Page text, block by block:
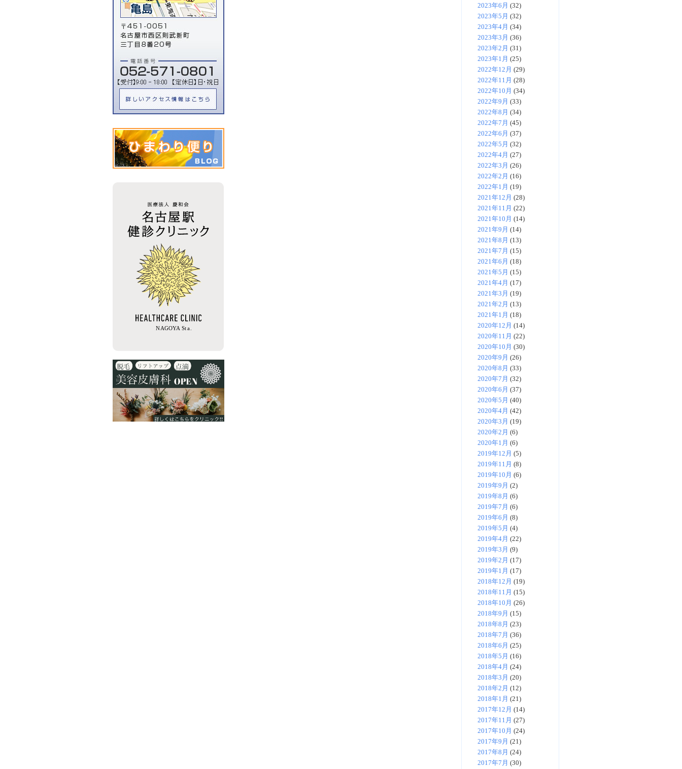
2023年6月 (32)
2023年5月 (32)
2023年4月 (34)
2023年3月 (36)
2023年2月 (31)
2023年1月 (25)
2022年12月 (29)
2022年11月 (28)
2022年10月 (34)
2022年9月 (33)
2022年8月 (34)
2022年7月 (45)
2022年6月 (37)
2022年5月 (32)
2022年4月 (27)
2022年3月 (26)
2022年2月 (16)
2022年1月 (19)
2021年12月 (28)
2021年11月 (22)
2021年10月 (14)
2021年9月 (14)
2021年8月 (13)
2021年7月 (15)
2021年6月 (18)
2021年5月 (15)
2021年4月 (17)
2021年3月 (19)
2021年2月 (13)
2021年1月 (18)
2020年12月 (14)
2020年11月 (22)
2020年10月 (30)
2020年9月 (26)
2020年8月 (33)
2020年7月 (32)
2020年6月 (37)
2020年5月 (40)
2020年4月 (42)
2020年3月 (19)
2020年2月 (6)
2020年1月 (6)
2019年12月 (5)
2019年11月 (8)
2019年10月 (6)
2019年9月 (2)
2019年8月 (6)
2019年7月 (6)
2019年6月 (8)
2019年5月 (4)
2019年4月 (22)
2019年3月 (9)
2019年2月 (17)
2019年1月 (17)
2018年12月 (19)
2018年11月 (15)
2018年10月 (26)
2018年9月 (15)
2018年8月 (23)
2018年7月 (36)
2018年6月 (25)
2018年5月 (16)
2018年4月 (24)
2018年3月 (20)
2018年2月 (12)
2018年1月 (21)
2017年12月 (14)
2017年11月 (27)
2017年10月 (24)
2017年9月 (21)
2017年8月 (24)
2017年7月 (30)